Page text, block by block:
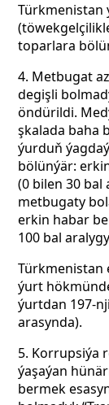
Türkmenistan
toparlara
4. Metbugat
degişli
öndürildi.
şkalada baha
ýurduň
bölünýär:
(0 bilen 30
metbugaty
erkin habar
100 bal
Türkmenistan
ýurt
ýurtdan 197-
arasynda).
5. Korrupsiýa
ýaşaýan
bermek